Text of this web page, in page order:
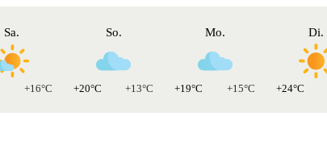
Sa.
+16°C
So.
+20°C +13°C
Mo.
+19°C +15°C
Di.
+24°C